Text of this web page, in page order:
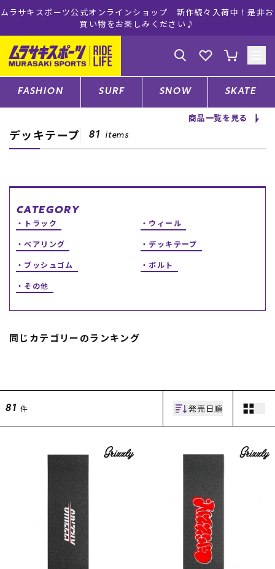
ムラサキスポーツ公式オンラインショップ 新作続々入荷中！是非お
買い物をお楽しみください♪
ゲスト様
ログイン 会員登録
店舗一覧
CATEGORY
ファッションTOP
サーフTOP
スノーTOP
CONTENTS
特集一覧
スタッフスナップ
中古/アウトレット スノ
SUPPORT
会員ランク
ギフトラッピング
下取り保証について
お問い合わせ
FASHION SURF SNOW SKATE
商品一覧を見る
デッキテープ 81 items
CATEGORY
トラック
ウィール
ベアリング
デッキテープ
ブッシュゴム
ボルト
その他
同じカテゴリーのランキング
81 件 発売日順